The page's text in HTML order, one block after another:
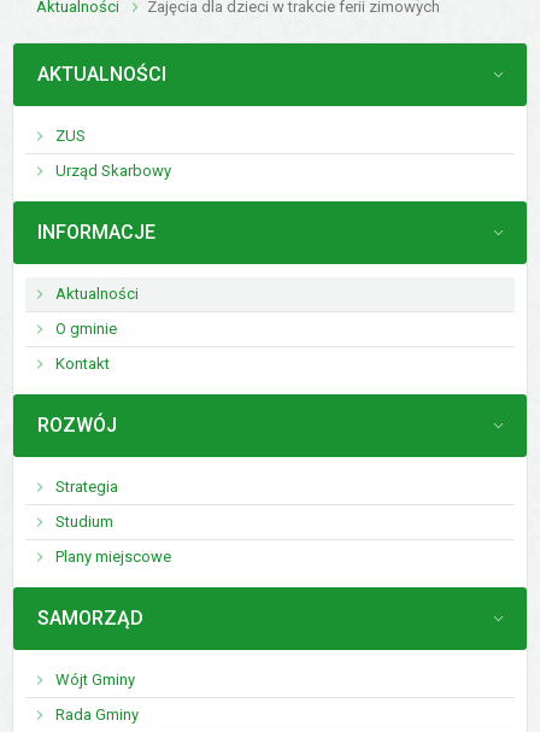
Aktualności
Zajęcia dla dzieci w trakcie ferii zimowych
MENU
AKTUALNOŚCI
ZUS
Urząd Skarbowy
MENU
INFORMACJE
Aktualności
O gminie
Kontakt
MENU
ROZWÓJ
Strategia
Studium
Plany miejscowe
MENU
SAMORZĄD
Wójt Gminy
Rada Gminy